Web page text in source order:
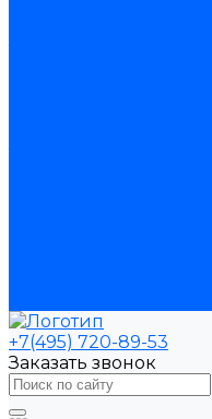
+7(495) 720-89-53
Заказать звонок